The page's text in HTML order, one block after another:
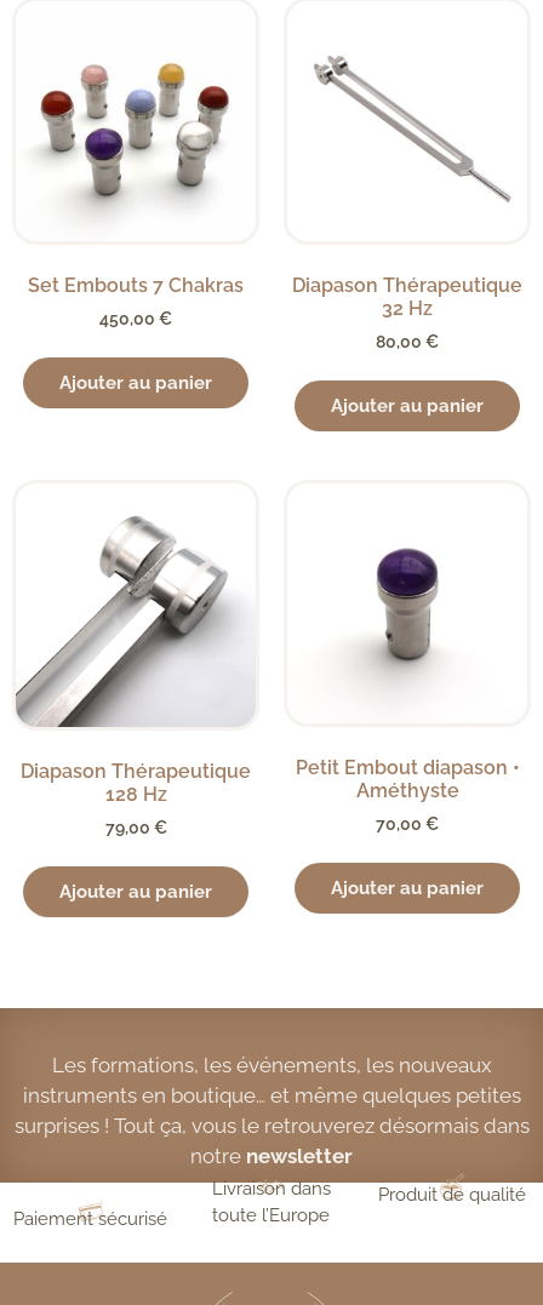
Set Embouts 7 Chakras
450,00 €
Ajouter au panier
Diapason Thérapeutique
32 Hz
80,00 €
Ajouter au panier
Diapason Thérapeutique
128 Hz
79,00 €
Ajouter au panier
Petit Embout diapason •
Améthyste
70,00 €
Ajouter au panier
Les formations, les événements, les nouveaux
instruments en boutique… et même quelques petites
surprises ! Tout ça, vous le retrouverez désormais dans
notre newsletter
Paiement sécurisé
Livraison dans
toute l’Europe
Produit de qualité